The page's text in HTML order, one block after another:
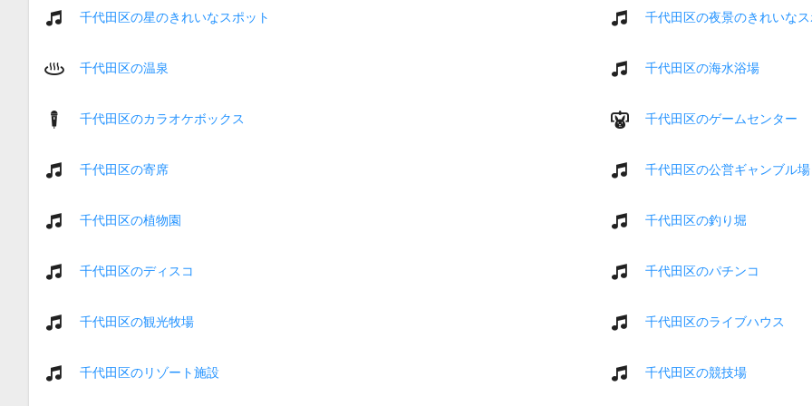
千代田区の星のきれいなスポット 千代田区の夜景のきれいな
千代田区の温泉 千代田区の海水浴場
千代田区のカラオケボックス 千代田区のゲームセンター
千代田区の寄席 千代田区の公営ギャンブル場
千代田区の植物園 千代田区の釣り堀
千代田区のディスコ 千代田区のパチンコ
千代田区の観光牧場 千代田区のライブハウス
千代田区のリゾート施設 千代田区の競技場